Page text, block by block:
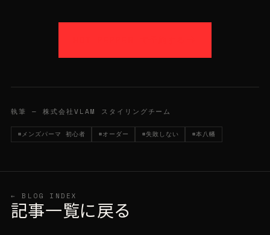
執筆 — 株式会社VLAM スタイリングチーム
#メンズパーマ 初心者 #オーダー #失敗しない #本八幡
← BLOG INDEX
記事一覧に戻る